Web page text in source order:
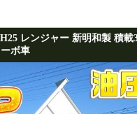
レンジャー 新明和製 積載
ボ車